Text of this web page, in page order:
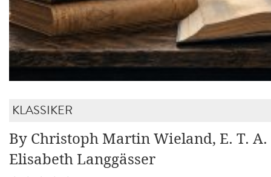
KLASSIKER
By Christoph Martin Wieland, E. T.
Elisabeth Langgässer